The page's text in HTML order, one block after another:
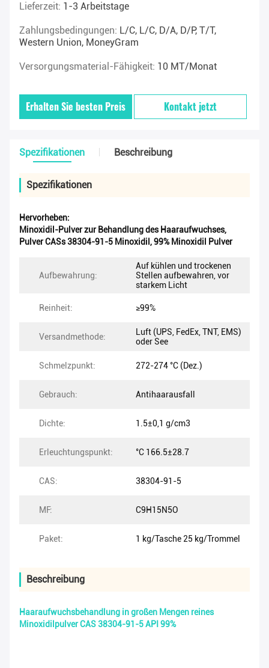
Lieferzeit: 1-3 Arbeitstage
Zahlungsbedingungen: L/C, L/C, D/A, D/P, T/T,
Western Union, MoneyGram
Versorgungsmaterial-Fähigkeit: 10 MT/Monat
Erhalten Sie besten Preis Kontakt jetzt
Spezifikationen Beschreibung
Spezifikationen
Hervorheben:
Minoxidil-Pulver zur Behandlung des Haaraufwuchses,
Pulver CASs 38304-91-5 Minoxidil ,99% Minoxidil Pulver
Aufbewahrung:
Auf kühlen und trockenen
Stellen aufbewahren, vor
starkem Licht
Reinheit: ≥99%
Versandmethode:
Luft (UPS, FedEx, TNT, EMS)
oder See
Schmelzpunkt: 272-274 °C (Dez.)
Gebrauch: Antihaarausfall
Dichte: 1.5±0,1 g/cm3
Erleuchtungspunkt: °C 166.5±28.7
CAS: 38304-91-5
MF: C9H15N5O
Paket: 1 kg/Tasche 25 kg/Trommel
Beschreibung
Haaraufwuchsbehandlung in großen Mengen reines
Minoxidilpulver CAS 38304-91-5 API 99%